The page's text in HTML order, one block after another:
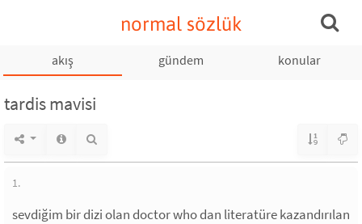
normal sözlük
akış gündem konular
tardis mavisi
1.
sevdiğim bir dizi olan doctor who dan literatüre kazandırılan